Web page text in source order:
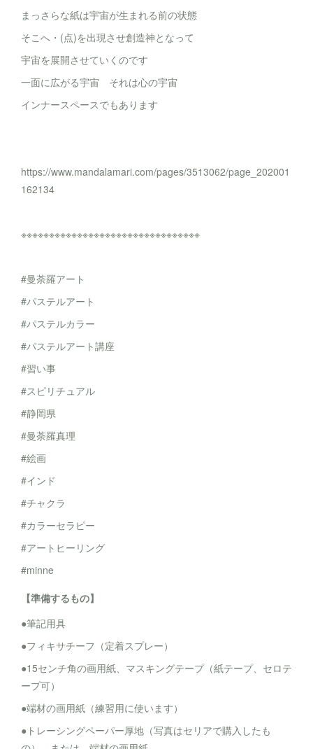
まっさらな紙は宇宙が生まれる前の状態
そこへ・(点)を出現させ創造神となって
宇宙を展開させていくのです
一面に広がる宇宙 それは心の宇宙
インナースペースでもあります
https://www.mandalamari.com/pages/3513062/page_202001
162134
※※※※※※※※※※※※※※※※※※※※※※※※※※※※※※※※
#曼荼羅アート
#パステルアート
#パステルカラー
#パステルアート講座
#習い事
#スピリチュアル
#静岡県
#曼荼羅真理
#絵画
#インド
#チャクラ
#カラーセラピー
#アートヒーリング
#minne
【準備するもの】
●筆記用具
●フィキサチーフ（定着スプレー）
●15センチ角の画用紙、マスキングテープ（紙テープ、セロテ
ープ可）
●端材の画用紙（練習用に使います）
●トレーシングペーパー厚地（写真はセリアで購入したも